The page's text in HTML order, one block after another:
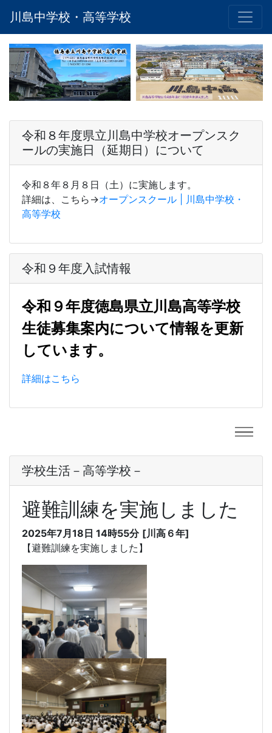
川島中学校・高等学校
令和８年度県立川島中学校オープンスク
ールの実施日（延期日）について
令和８年８月８日（土）に実施します。
詳細は、こちら→オープンスクール | 川島中学校・
高等学校
令和９年度入試情報
令和９年度徳島県立川島高等学校
生徒募集案内について情報を更新
しています。
詳細はこちら
学校生活－高等学校－
避難訓練を実施しました
2025年7月18日 14時55分 [川高６年]
【避難訓練を実施しました】